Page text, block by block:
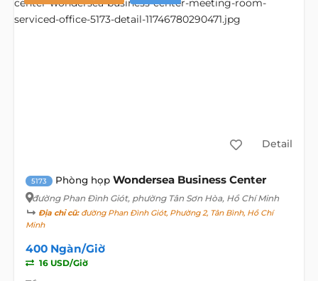
Detail
5173 Phòng họp Wondersea Business Center
đường Phan Đình Giót, phường Tân Sơn Hòa, Hồ Chí Minh
Địa chỉ cũ:đường Phan Đình Giót, Phường 2, Tân Bình, Hồ Chí
Minh
400 Ngàn/Giờ
16 USD/Giờ